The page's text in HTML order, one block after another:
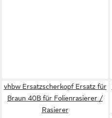
vhbw Ersatzscherkopf Ersatz für
Braun 40B für Folienrasierer /
Rasierer